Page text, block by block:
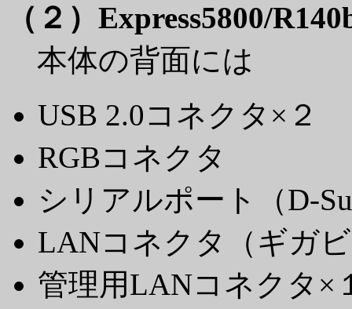
（２）Express5800/
本体の背面には
USB 2.0コネクタ×２
RGBコネクタ
シリアルポート（D-
LANコネクタ（ギガ
管理用LANコネクタ×